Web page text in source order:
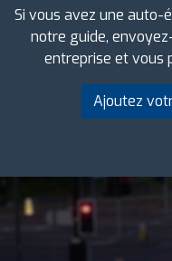
Si vous avez une auto-
notre guide,
entreprise et vous
Ajoutez